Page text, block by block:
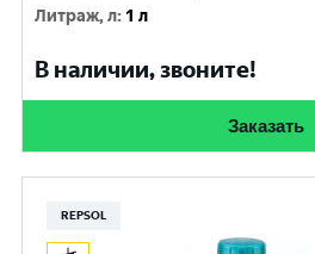
Литраж, л: 1 л
В наличии, звоните!
Заказать
REPSOL